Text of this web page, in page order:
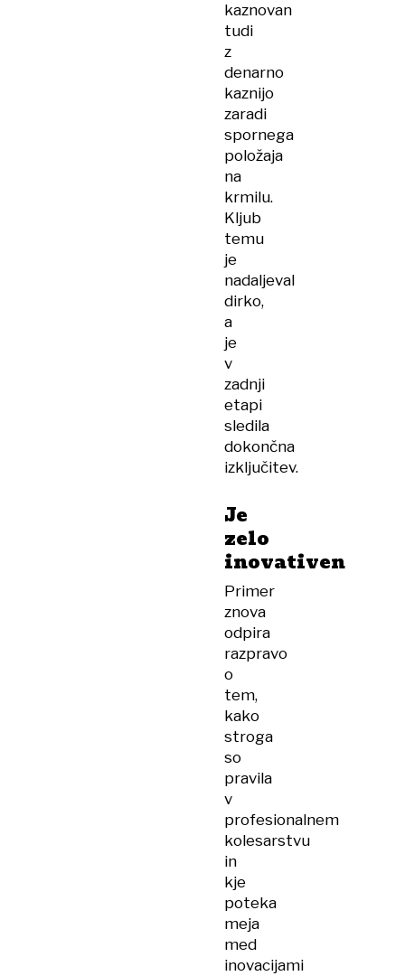
kaznovan
tudi
z
denarno
kaznijo
zaradi
spornega
položaja
na
krmilu.
Kljub
temu
je
nadaljeval
dirko,
a
je
v
zadnji
etapi
sledila
dokončna
izključitev.
Je
zelo
inovativen
Primer
znova
odpira
razpravo
o
tem,
kako
stroga
so
pravila
v
profesionalnem
kolesarstvu
in
kje
poteka
meja
med
inovacijami